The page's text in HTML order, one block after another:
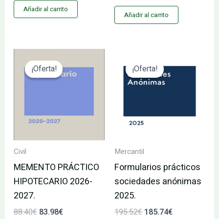
Añadir al carrito
Añadir al carrito
¡Oferta!
¡Oferta!
Civil
MEMENTO PRÁCTICO
HIPOTECARIO 2026-
2027.
88.40€
precio
original
era:
83.98€
precio
actual
¡Oferta!
¡Oferta!
Mercantil
Formularios prácticos
sociedades anónimas
2025.
195.52€
precio
original
era:
185.74€
precio